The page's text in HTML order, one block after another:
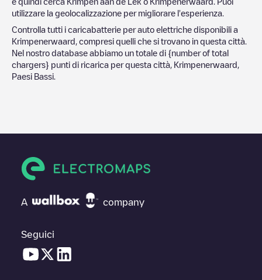
utilizzare la geolocalizzazione per migliorare l'esperienza.
Controlla tutti i caricabatterie per auto elettriche disponibili a
Krimpenerwaard , compresi quelli che si trovano in questa città.
Nel nostro database abbiamo un totale di {number of total
chargers} punti di ricarica per questa città, Krimpenerwaard
Paesi Bassi
A company
Seguici